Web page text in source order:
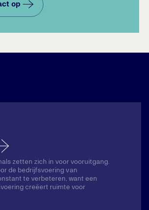
op
zetten zich in voor vooruitgang.
de bedrijfsvoering van
te verbeteren, want een
creëert ruimte voor